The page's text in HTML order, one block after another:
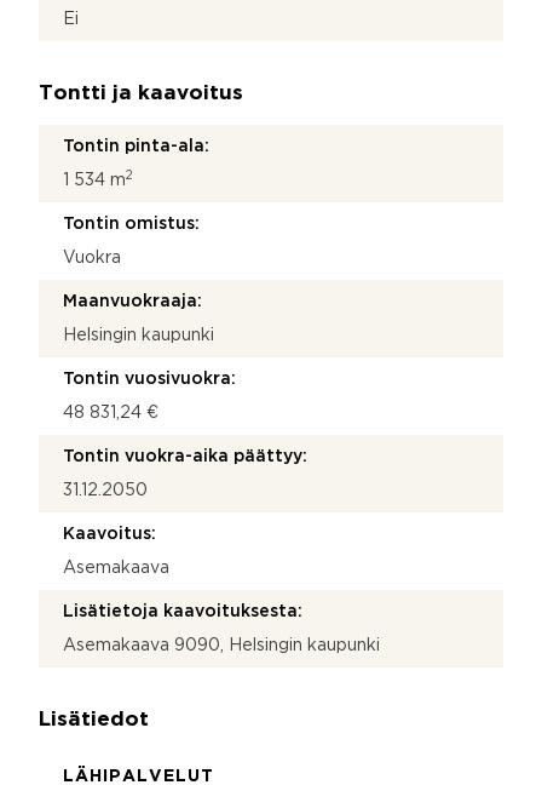
Ei
Tontti ja kaavoitus
Tontin pinta-ala:
1 534 m2
Tontin omistus:
Vuokra
Maanvuokraaja:
Helsingin kaupunki
Tontin vuosivuokra:
48 831,24 €
Tontin vuokra-aika päättyy:
31.12.2050
Kaavoitus:
Asemakaava
Lisätietoja kaavoituksesta:
Asemakaava 9090, Helsingin kaupunki
Lisätiedot
LÄHIPALVELUT